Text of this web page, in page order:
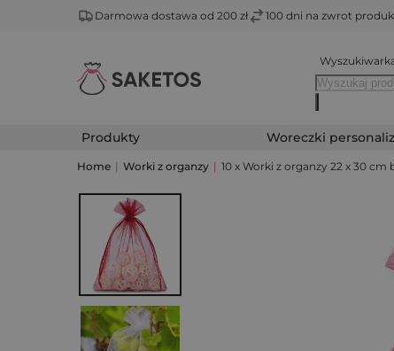
Darmowa dostawa od 200 zł 100 dni na zwrot
Produkty Woreczki
Home | Worki z organzy | 10 x Worki z organzy 22 x 30